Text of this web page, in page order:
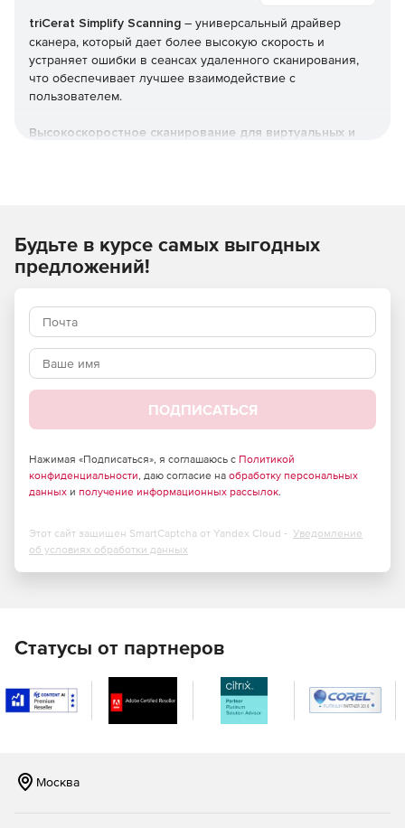
triCerat Simplify Scanning – универсальный драйвер
сканера, который дает более высокую скорость и
устраняет ошибки в сеансах удаленного сканирования,
что обеспечивает лучшее взаимодействие с
пользователем.
Высокоскоростное сканирование для виртуальных и
Устранение необходимости в управлении
устройством и установке локальных драйверов.
Повышение пропускной способности сети.
Будьте в курсе самых выгодных
предложений!
ПОДПИСАТЬСЯ
Нажимая «Подписаться», я соглашаюсь с Политикой
конфиденциальности, даю согласие на обработку персональных
данных и получение информационных рассылок.
Этот сайт защищен SmartCaptcha от Yandex Cloud - Уведомление
об условиях обработки данных
Статусы от партнеров
Москва